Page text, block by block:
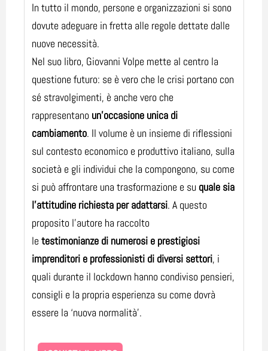
In tutto il mondo, persone e organizzazioni si sono
dovute adeguare in fretta alle regole dettate dalle
nuove necessità.
Nel suo libro, Giovanni Volpe mette al centro la
questione futuro: se è vero che le crisi portano con
sé stravolgimenti, è anche vero che
rappresentano un’occasione unica di
cambiamento. Il volume è un insieme di riflessioni
sul contesto economico e produttivo italiano, sulla
società e gli individui che la compongono, su come
si può affrontare una trasformazione e su quale sia
l’attitudine richiesta per adattarsi. A questo
proposito l’autore ha raccolto
letestimonianze di numerosi e prestigiosi
imprenditori e professionisti di diversi settori, i
quali durante il lockdown hanno condiviso pensieri,
consigli e la propria esperienza su come dovrà
essere la ‘nuova normalità’.